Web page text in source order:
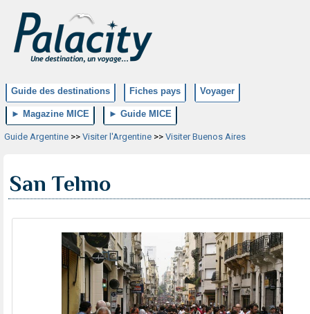
Guide des destinations Fiches pays Voyager
► Magazine MICE ► Guide MICE
Guide Argentine >> Visiter l'Argentine >> Visiter Buenos Aires
San Telmo